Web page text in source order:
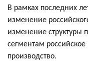
В рамках последних
изменение
изменение структуры
сегментам
производство.